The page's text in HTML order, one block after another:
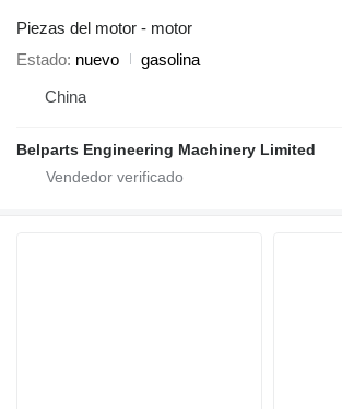
Piezas del motor - motor
Estado nuevo
gasolina
China
Belparts Engineering Machinery Limited